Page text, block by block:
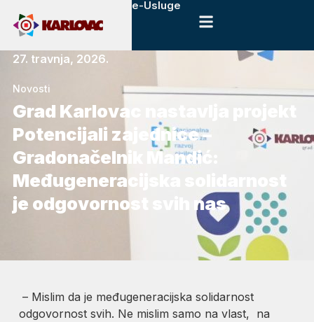
e-Usluge
27. travnja, 2026.
Novosti
Grad Karlovac nastavlja projekt
Potencijali zajednice –
Gradonačelnik Mandić:
Međugeneracijska solidarnost
je odgovornost svih nas
– Mislim da je međugeneracijska solidarnost
odgovornost svih. Ne mislim samo na vlast, na